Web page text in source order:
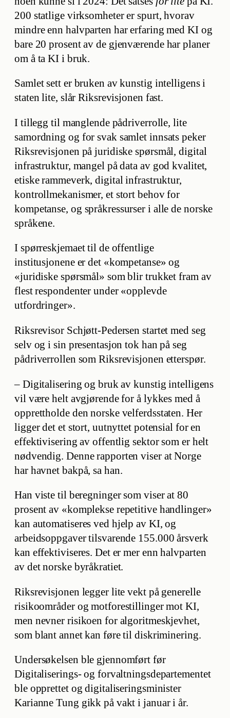
200 statlige virksomheter er spurt, hvorav
mindre enn halvparten har erfaring med KI og
bare 20 prosent av de gjenværende har planer
om å ta KI i bruk.
Samlet sett er bruken av kunstig intelligens i
staten lite, slår Riksrevisjonen fast.
I tillegg til manglende pådriverrolle, lite
samordning og for svak samlet innsats peker
Riksrevisjonen på juridiske spørsmål, digital
infrastruktur, mangel på data av god kvalitet,
etiske rammeverk, digital infrastruktur,
kontrollmekanismer, et stort behov for
kompetanse, og språkressurser i alle de norske
språkene.
I spørreskjemaet til de offentlige
institusjonene er det «kompetanse» og
«juridiske spørsmål» som blir trukket fram av
flest respondenter under «opplevde
utfordringer».
Riksrevisor Schjøtt-Pedersen startet med seg
selv og i sin presentasjon tok han på seg
pådriverrollen som Riksrevisjonen etterspør.
– Digitalisering og bruk av kunstig intelligens
vil være helt avgjørende for å lykkes med å
opprettholde den norske velferdsstaten. Her
ligger det et stort, uutnyttet potensial for en
effektivisering av offentlig sektor som er helt
nødvendig. Denne rapporten viser at Norge
har havnet bakpå, sa han.
Han viste til beregninger som viser at 80
prosent av «komplekse repetitive handlinger»
kan automatiseres ved hjelp av KI, og
arbeidsoppgaver tilsvarende 155.000 årsverk
kan effektiviseres. Det er mer enn halvparten
av det norske byråkratiet.
Riksrevisjonen legger lite vekt på generelle
risikoområder og motforestillinger mot KI,
men nevner risikoen for algoritmeskjevhet,
som blant annet kan føre til diskriminering.
Undersøkelsen ble gjennomført før
Digitaliserings- og forvaltningsdepartementet
ble opprettet og digitaliseringsminister
Karianne Tung gikk på vakt i januar i år.